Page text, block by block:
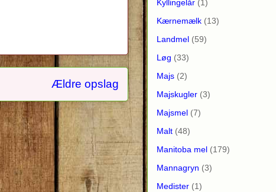
Ældre opslag
Kyllingelår (1)
Kærnemælk (13)
Landmel (59)
Løg (33)
Majs (2)
Majskugler (3)
Majsmel (7)
Malt (48)
Manitoba mel (179)
Mannagryn (3)
Medister (1)